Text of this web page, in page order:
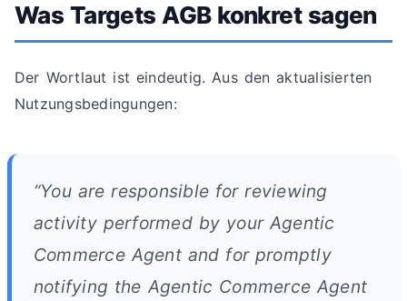
Was Targets AGB konkret sagen
Der Wortlaut ist eindeutig. Aus den aktualisierten
Nutzungsbedingungen:
“You are responsible for reviewing
activity performed by your Agentic
Commerce Agent and for promptly
notifying the Agentic Commerce Agent